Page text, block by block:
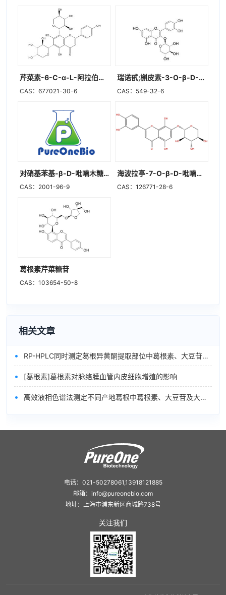
芹菜素-6-C-α-L-阿拉伯糖-8-C-β-D-木糖苷
CAS：677021-30-6
瑞诺甙;槲皮素-3-O-β-D-木糖甙
CAS：549-32-6
对硝基苯基-β-D-吡喃木糖苷
CAS：2001-96-9
海波拉亭-7-O-β-D-吡喃木糖苷
CAS：126771-28-6
葛根素芹菜糖苷
CAS：103654-50-8
相关文章
• RP-HPLC同时测定葛根异黄酮提取部位中葛根素、大豆苷、染料木苷和大豆苷元的含量
• [葛根素]葛根素对脉络膜血管内皮细胞增殖的影响
• 高效液相色谱法测定不同产地葛根中葛根素、大豆苷及大豆苷元的含量
电话：021-50278061,13918121885
邮箱：info@pureonebio.com
地址：上海市浦东新区商城路738号
关注我们